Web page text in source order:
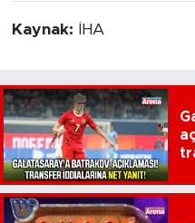
Kaynak: İHA